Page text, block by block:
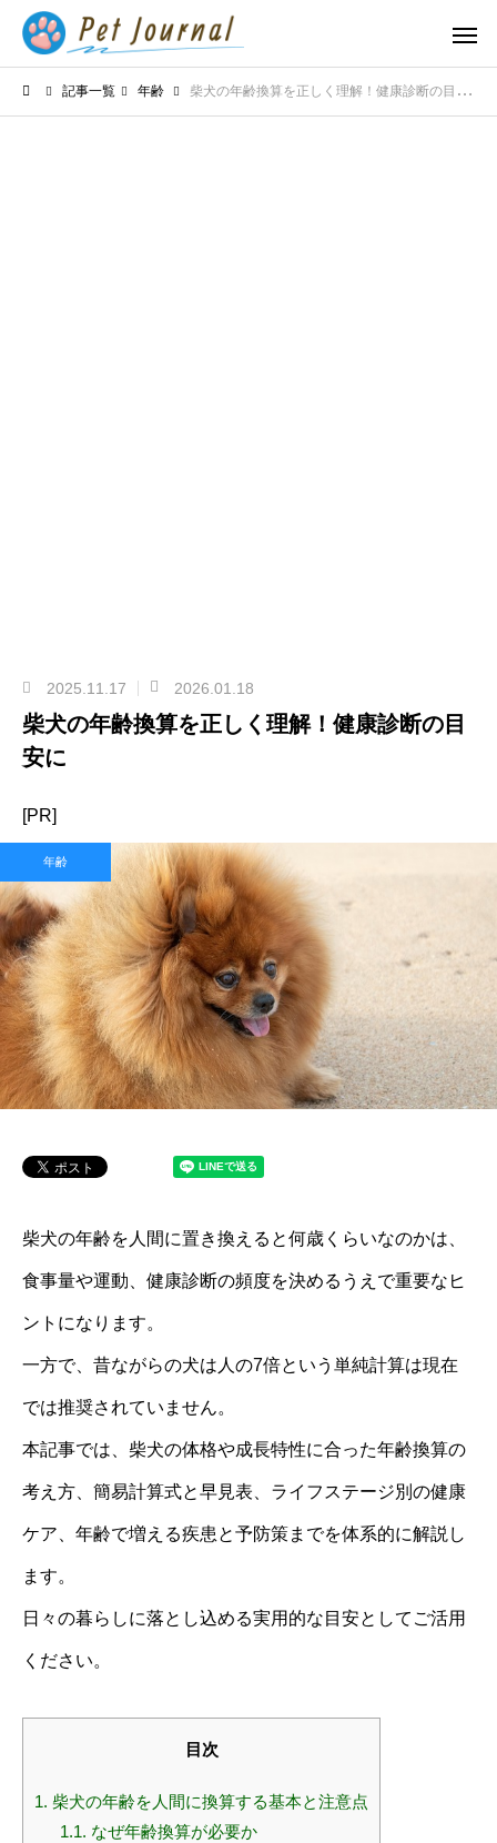
記事一覧 年齢 柴犬の年齢換算を正しく理解！健康診断の目安に
2025.11.17 2026.01.18
柴犬の年齢換算を正しく理解！健康診断の目
安に
[PR]
年齢
柴犬の年齢を人間に置き換えると何歳くらいなのかは、
食事量や運動、健康診断の頻度を決めるうえで重要なヒ
ントになります。
一方で、昔ながらの犬は人の7倍という単純計算は現在
では推奨されていません。
本記事では、柴犬の体格や成長特性に合った年齢換算の
考え方、簡易計算式と早見表、ライフステージ別の健康
ケア、年齢で増える疾患と予防策までを体系的に解説し
ます。
日々の暮らしに落とし込める実用的な目安としてご活用
ください。
目次
1. 柴犬の年齢を人間に換算する基本と注意点
1.1. なぜ年齢換算が必要か